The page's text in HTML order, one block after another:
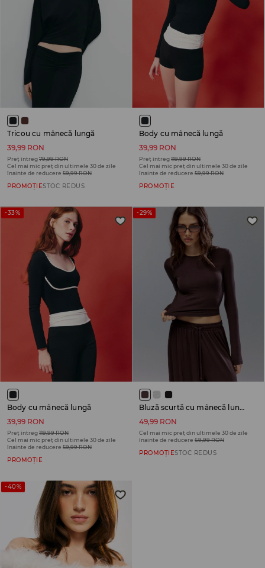
Tricou cu mânecă lungă
39,99 RON
Preț întreg79,99 RON
Cel mai mic preț din ultimele 30 de zile
înainte de reducere 59,99 RON
PROMOȚIESTOC REDUS
Body cu mânecă lungă
39,99 RON
Preț întreg119,99 RON
Cel mai mic preț din ultimele 30 de zile
înainte de reducere 59,99 RON
PROMOȚIE
-33%
Body cu mânecă lungă
39,99 RON
Preț întreg119,99 RON
Cel mai mic preț din ultimele 30 de zile
înainte de reducere 59,99 RON
PROMOȚIE
-29%
Bluză scurtă cu mânecă lungă
49,99 RON
Cel mai mic preț din ultimele 30 de zile
înainte de reducere 69,99 RON
PROMOȚIESTOC REDUS
-40%